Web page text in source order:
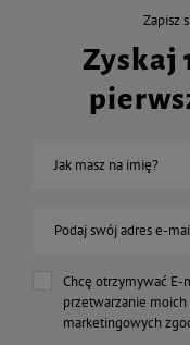
Zapisz
Zyskaj
Jak masz na imię?
Podaj swój adres e-
Chcę otrzymywać E-
przetwarzanie
marketingowych